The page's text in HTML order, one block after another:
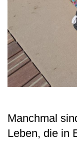
Manchmal
Leben, die in